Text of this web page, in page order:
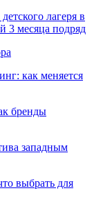
лагеря в
3 месяца подряд
как меняется
бренды
западным
выбрать для